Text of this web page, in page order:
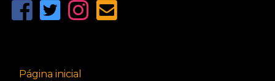
Página inicial